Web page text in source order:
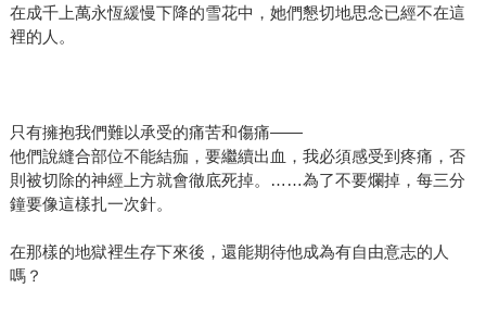
在成千上萬永恆緩慢下降的雪花中，她們懇切地思念已經不在這
裡的人。
只有擁抱我們難以承受的痛苦和傷痛――
他們說縫合部位不能結痂，要繼續出血，我必須感受到疼痛，否
則被切除的神經上方就會徹底死掉。……為了不要爛掉，每三分
鐘要像這樣扎一次針。
在那樣的地獄裡生存下來後，還能期待他成為有自由意志的人
嗎？